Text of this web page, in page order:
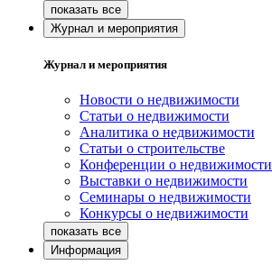
Журнал и мероприятия
Журнал и мероприятия
Новости о недвижимости
Статьи о недвижимости
Аналитика о недвижимости
Статьи о строительстве
Конференции о недвижимости
Выставки о недвижимости
Семинары о недвижимости
Конкурсы о недвижимости
Информация